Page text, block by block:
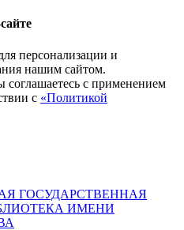
персонализации и
нашим сайтом.
соглашаетесь с применением
с «Политикой
ГОСУДАРСТВЕННАЯ
ИМЕНИ